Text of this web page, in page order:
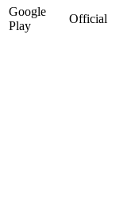
Google
Play
Official